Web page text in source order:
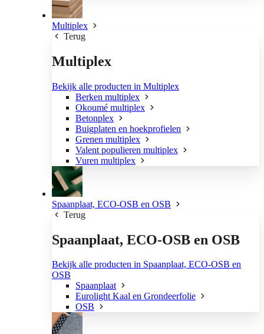
Multiplex
Terug
Multiplex
Bekijk alle producten in Multiplex
Berken multiplex
Okoumé multiplex
Betonplex
Buigplaten en hoekprofielen
Grenen multiplex
Valent populieren multiplex
Vuren multiplex
Spaanplaat, ECO-OSB en OSB
Terug
Spaanplaat, ECO-OSB en OSB
Bekijk alle producten in Spaanplaat, ECO-OSB en
OSB
Spaanplaat
Eurolight Kaal en Grondeerfolie
OSB